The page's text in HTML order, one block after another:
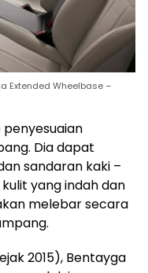
Extended Wheelbase –
penyesuaian
Dia dapat
sandaran kaki –
yang indah dan
melebar secara
2015), Bentayga